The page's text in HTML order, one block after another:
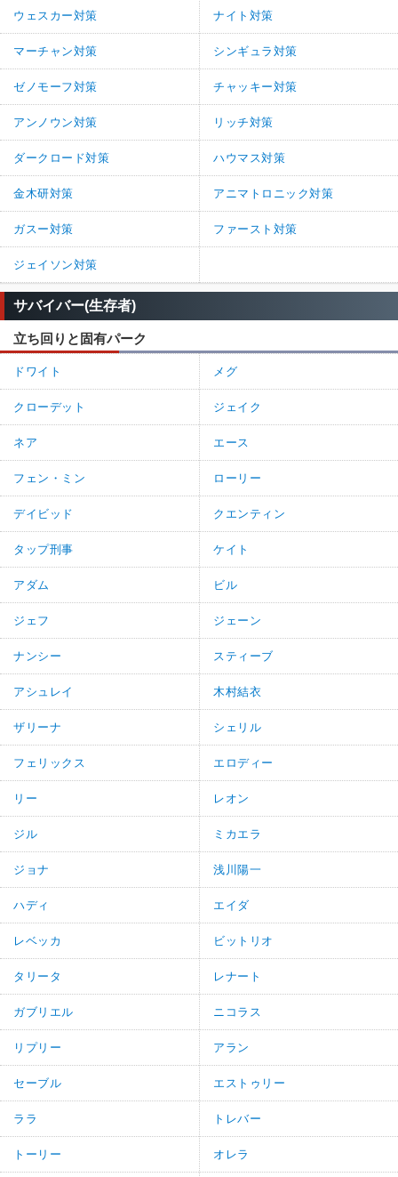
ウェスカー対策 ナイト対策
マーチャン対策 シンギュラ対策
ゼノモーフ対策 チャッキー対策
アンノウン対策 リッチ対策
ダークロード対策 ハウマス対策
金木研対策 アニマトロニック対策
ガスー対策 ファースト対策
ジェイソン対策
サバイバー(生存者)
立ち回りと固有パーク
ドワイト メグ
クローデット ジェイク
ネア エース
フェン・ミン ローリー
デイビッド クエンティン
タップ刑事 ケイト
アダム ビル
ジェフ ジェーン
ナンシー スティーブ
アシュレイ 木村結衣
ザリーナ シェリル
フェリックス エロディー
リー レオン
ジル ミカエラ
ジョナ 浅川陽一
ハディ エイダ
レベッカ ビットリオ
タリータ レナート
ガブリエル ニコラス
リプリー アラン
セーブル エストゥリー
ララ トレバー
トーリー オレラ